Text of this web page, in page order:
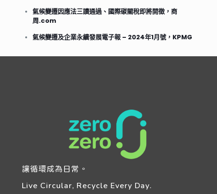
氣候變遷因應法三讀通過、國際碳關稅即將開徵，商
周.com
氣候變遷及企業永續發展電子報 – 2024年1月號，KPMG
讓循環成為日常。
Live Circular, Recycle Every Day.